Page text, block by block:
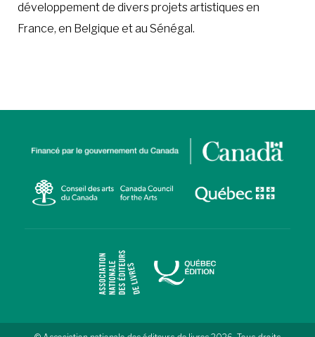
développement de divers projets artistiques en
France, en Belgique et au Sénégal.